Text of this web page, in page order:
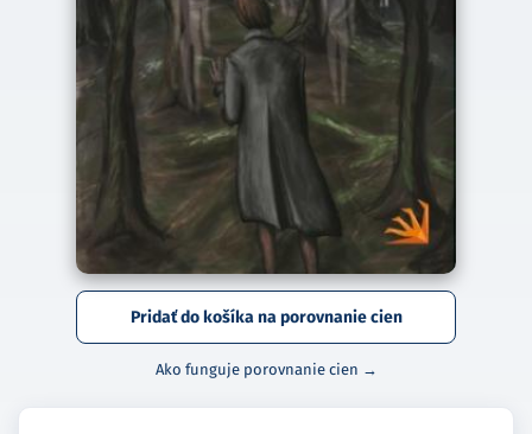
Pridať do košíka na porovnanie cien
Ako funguje porovnanie cien →